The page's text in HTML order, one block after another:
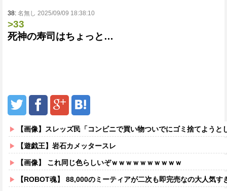
38: 名無し 2025/09/09 18:38:10
>33
死神の寿司はちょっと…
【画像】スレッズ民「コンビニで買い物ついでにゴミ捨てようとしたら
【遊戯王】岩石カメッタースレ
【画像】 これ同じ色らしいぞｗｗｗｗｗｗｗｗｗｗ
【ROBOT魂】 88,000のミーティアが二次も即完売なの大人気